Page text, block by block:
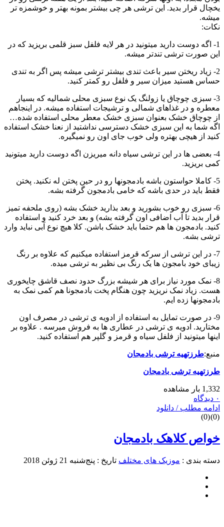
یخچال قرار بدید. این ترشی هر چی بیشتر بمونه بهتر و خوشمزه تر
میشه.
نکات:
1- اگه دوست دارید میتونید در هر لایه فلفل سبز قلمی بریزید که در
این صورت ترشی تندتر میشه.
2- زیاد ریختن سیر باعث تندی بیشتر ترشی میشه پس اگر به تندی
حساس هستید میزان سیر و فلفل رو کمتر کنید.
3- سبزی چوچاق یا زولنگ یک نوع سبزی محلی شمالیه که بسیار
معطره و در غذاهای شمالی و ترشیجات استفاده میشه. در اینجاهم
از چوچاق خشک بعنوان سبزی خشک معطر محلی استفاده شده…
اگه شما به این سبزی خشک دسترسی نداشتید از نعنا خشک استفاده
کنید از هیچی بهتره ولی خوب جای اون رو نمیگیره.
4- بعضی ها در این ترشی سیاه دانه میریزن اگه دوست دارید میتونید
کمی بریزید.
5- کاملا حواستون باشه بادمجونها رو در حین پختن له نکنید. پختن
فقط باید در حدی باشه که خامی بادمجون گرفته بشه.
6- سبزی رو خوب بشورید و بعد بذارید خشک بشه (روی ملحفه تمیز
قرار بدید تا آب اضافی اون گرفته بشه) و بعد خرد کنید و استفاده
کنید. بادمجون ها هم حتما باید خشک باشن. کلا هیچ نوع آبی نباید وارد
ترشی بشه.
7- در این ترشی از سرکه قرمز استفاده میکنیم که علاوه بر رنگ
زیبای خود بامجون ها یک رنگ بی نظیر به ترشی میده.
8- نمک مورد نیاز برای هر شیشه بزرگ حدود نصف قاشق چایخوری
هست. زیاد نمک نریزید چون هنگام پخت بادمجونا هم کمی نمک به
بادمجونها زده ایم.
9- در صورت تمایل به استفاده از ادویه ی ترشی در مصرف اون
مختارید. ادویه ی ترشی در عطاری ها به فروش میرسه . علاوه بر
اینها میتونید از فلفل سیاه و قرمز و گلپر هم استفاده کنید.
منبع:طرزتهیه ترشی بادمجان
طرزتهیه ترشی بادمجان
1,332 بار مشاهده
۰ دیدگاه
ادامه مطلب / دانلود
(
0
)
(
0
)
خواص کلاهک بادمجان
دسته بندی : موزیک های مختلف تاریخ : پنج‌شنبه 21 ژوئن 2018